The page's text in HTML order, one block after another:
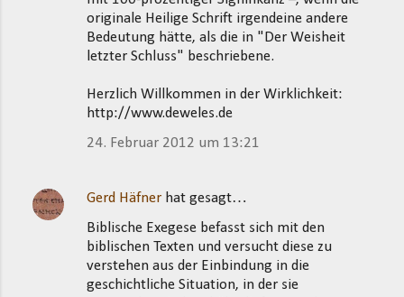
originale Heilige Schrift irgendeine andere
Bedeutung hätte, als die in "Der Weisheit
letzter Schluss" beschriebene.
Herzlich Willkommen in der Wirklichkeit:
http://www.deweles.de
24. Februar 2012 um 13:21
Gerd Häfner hat gesagt…
Biblische Exegese befasst sich mit den
biblischen Texten und versucht diese zu
verstehen aus der Einbindung in die
geschichtliche Situation, in der sie